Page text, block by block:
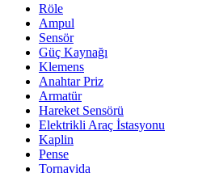
Röle
Ampul
Sensör
Güç Kaynağı
Klemens
Anahtar Priz
Armatür
Hareket Sensörü
Elektrikli Araç İstasyonu
Kaplin
Pense
Tornavida